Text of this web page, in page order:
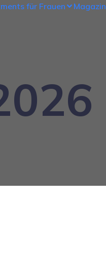
für Frauen Magazin